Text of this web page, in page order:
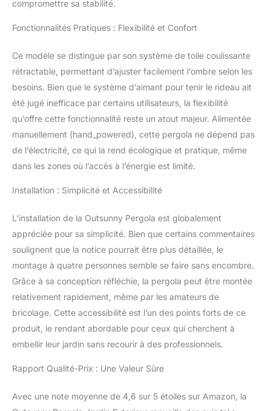
mou ou dur. Insérez
stabilisateur dans les
pieds larges de la pergola
POLYVALENTE : Notre
pergola rétractable pour
terrasse s'adapte à
n'importe quel style
extérieur. Elle est parfaite
pour délimiter une zone
barbecue, entourer un
spa ou aménager un
Que ce soit dans le
ou sur l'allée, cette
grande pergola offre la
possibilité de créer divers
espaces extérieurs
Dimensions totales :
597L x 358l x 223H cm.
Espacement des
colonnes : 544L x 307l
cm
compromettre sa stabilité.
Fonctionnalités Pratiques : Flexibilité et Confort
Ce modèle se distingue par son système de toile coulissante
rétractable, permettant d’ajuster facilement l’ombre selon les
besoins. Bien que le système d’aimant pour tenir le rideau ait
été jugé inefficace par certains utilisateurs, la flexibilité
qu’offre cette fonctionnalité reste un atout majeur. Alimentée
manuellement (hand_powered), cette pergola ne dépend pas
de l’électricité, ce qui la rend écologique et pratique, même
dans les zones où l’accès à l’énergie est limité.
Installation : Simplicité et Accessibilité
L’installation de la Outsunny Pergola est globalement
appréciée pour sa simplicité. Bien que certains commentaires
soulignent que la notice pourrait être plus détaillée, le
montage à quatre personnes semble se faire sans encombre.
Grâce à sa conception réfléchie, la pergola peut être montée
relativement rapidement, même par les amateurs de
bricolage. Cette accessibilité est l’un des points forts de ce
produit, le rendant abordable pour ceux qui cherchent à
embellir leur jardin sans recourir à des professionnels.
Rapport Qualité-Prix : Une Valeur Sûre
Avec une note moyenne de 4,6 sur 5 étoiles sur Amazon, la